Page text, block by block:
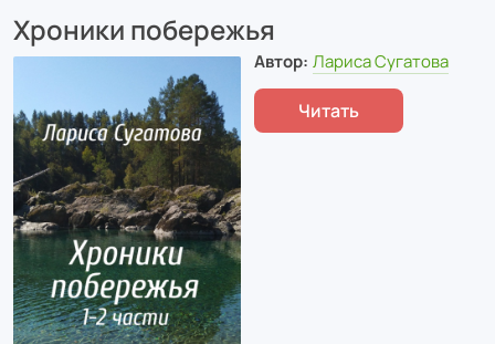
Хроники побережья
Автор: Лариса Сугатова
Читать